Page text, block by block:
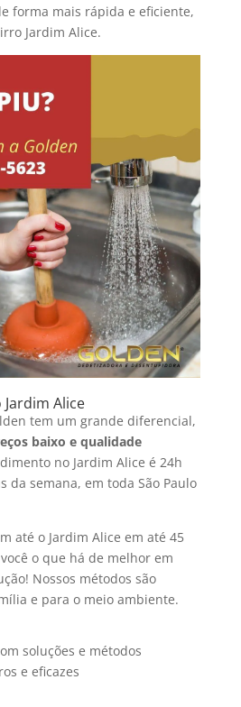
forma mais rápida e eficiente,
Jardim Alice.
Alice
tem um grande diferencial,
baixo e qualidade
no Jardim Alice é 24h
da semana, em toda São Paulo
até o Jardim Alice em até 45
o que há de melhor em
Nossos métodos são
e para o meio ambiente.
soluções e métodos
e eficazes